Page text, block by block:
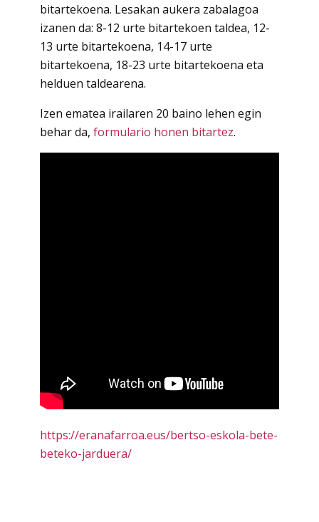
bitartekoena. Lesakan aukera zabalagoa
izanen da: 8-12 urte bitartekoen taldea, 12-
13 urte bitartekoena, 14-17 urte
bitartekoena, 18-23 urte bitartekoena eta
helduen taldearena.
Izen ematea irailaren 20 baino lehen egin
behar da, formulario honen bitartez.
https://eranafarroa.eus/bertso-eskola-bete-
beteko-jarduera/